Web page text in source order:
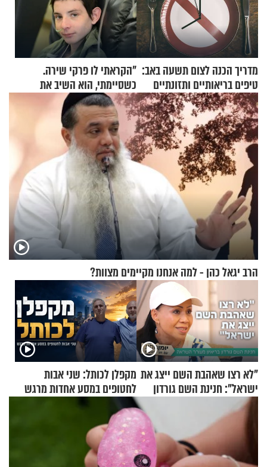
מדריך הכנה לצום תשעה באב:
טיפים בריאותיים ותזונתיים
לשמירה על הגוף
"הקראתי לו פרקי שירה.
כשסיימתי, הוא השיב את
נשמתו לבורא"
הרב יגאל כהן - למה אנחנו מקיימים מצוות?
"לא רצו שאהבת השם ייצג את
ישראל": חנינת השם גורדון
בריאיון מעורר השראה
מקפלן לכותל: שני אבות
לחטופים במסע אחדות מרגש